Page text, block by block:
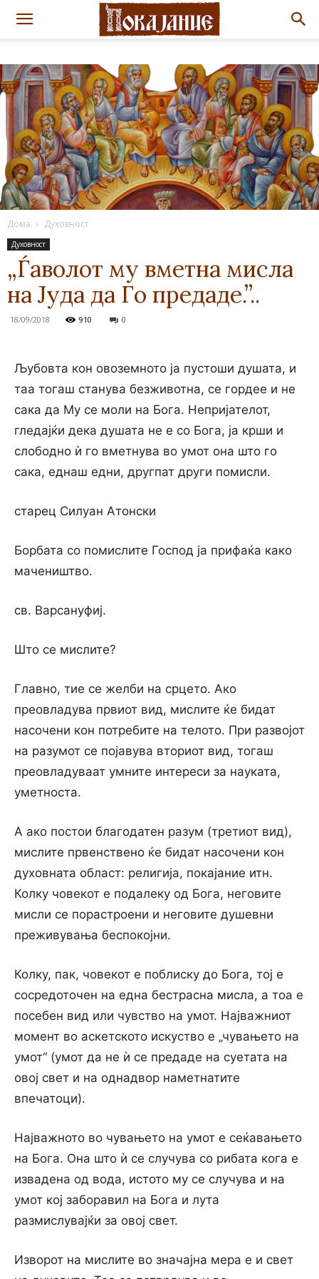
Дома Духовност
Духовност
„Ѓаволот му вметна мисла
на Јуда да Го предаде.”..
18/09/2018 910 0
Љубовта кон овоземното ја пустоши душата, и
таа тогаш станува безживотна, се гордее и не
сака да Му се моли на Бога. Непријателот,
гледајќи дека душата не е со Бога, ја крши и
слободно ѝ го вметнува во умот она што го
сака, еднаш едни, другпат други помисли.
старец Силуан Атонски
Борбата со помислите Господ ја прифаќа како
мачеништво.
св. Варсануфиј.
Што се мислите?
Главно, тие се желби на срцето. Ако
преовладува првиот вид, мислите ќе бидат
насочени кон потребите на телото. При развојот
на разумот се појавува вториот вид, тогаш
преовладуваат умните интереси за науката,
уметноста.
А ако постои благодатен разум (третиот вид),
мислите првенствено ќе бидат насочени кон
духовната област: религија, покајание итн.
Колку човекот е подалеку од Бога, неговите
мисли се порастроени и неговите душевни
преживувања беспокојни.
Колку, пак, човекот е поблиску до Бога, тој е
сосредоточен на една бестрасна мисла, а тоа е
посебен вид или чувство на умот. Најважниот
момент во аскетското искуство е „чувањето на
умот“ (умот да не ѝ се предаде на суетата на
овој свет и на однадвор наметнатите
впечатоци).
Најважното во чувањето на умот е сеќавањето
на Бога. Она што ѝ се случува со рибата кога е
извадена од вода, истото му се случува и на
умот кој заборавил на Бога и лута
размислувајќи за овој свет.
Изворот на мислите во значајна мера е и свет